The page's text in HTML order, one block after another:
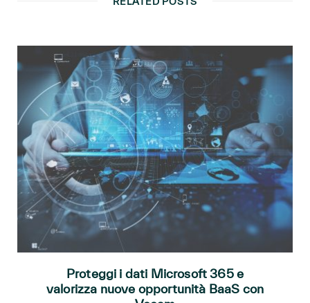
Proteggi i dati Microsoft 365 e
valorizza nuove opportunità BaaS con